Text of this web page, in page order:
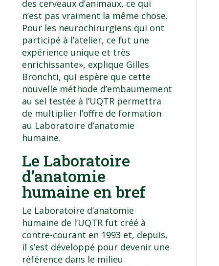
des cerveaux d’animaux, ce qui
n’est pas vraiment la même chose.
Pour les neurochirurgiens qui ont
participé à l’atelier, ce fut une
expérience unique et très
enrichissante», explique Gilles
Bronchti, qui espère que cette
nouvelle méthode d’embaumement
au sel testée à l’UQTR permettra
de multiplier l’offre de formation
au Laboratoire d’anatomie
humaine.
Le Laboratoire
d’anatomie
humaine en bref
Le Laboratoire d’anatomie
humaine de l’UQTR fut créé à
contre-courant en 1993 et, depuis,
il s’est développé pour devenir une
référence dans le milieu